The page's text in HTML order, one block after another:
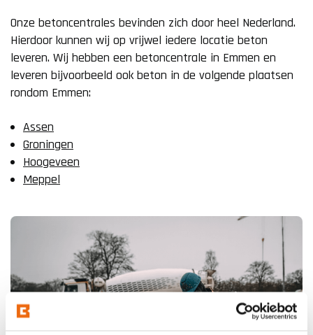
Onze betoncentrales bevinden zich door heel Nederland.
Hierdoor kunnen wij op vrijwel iedere locatie beton
leveren. Wij hebben een betoncentrale in Emmen en
leveren bijvoorbeeld ook beton in de volgende plaatsen
rondom Emmen:
Assen
Groningen
Hoogeveen
Meppel